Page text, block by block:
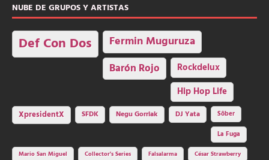
NUBE DE GRUPOS Y ARTISTAS
Def Con Dos Fermin Muguruza
Barón Rojo Rockdelux
Hip Hop Life
XpresidentX SFDK Negu Gorriak DJ Yata
Sôber
La Fuga
Mario San Miguel
Collector's Series Falsalarma César Strawberry